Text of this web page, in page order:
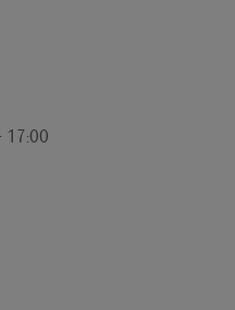
17:00